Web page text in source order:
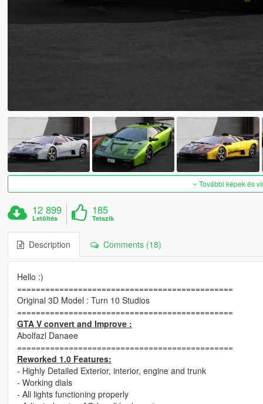
További képek és
12 899
Letöltés
185
Tetszik
Description Comments (18)
Hello :)
==============================================
Original 3D Model : Turn 10 Studios
==============================================
GTA V convert and Improve :
Abolfazl Danaee
==============================================
Reworked 1.0 Features:
- Highly Detailed Exterior, interior, engine and trunk
- Working dials
- All lights functioning properly